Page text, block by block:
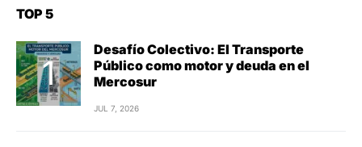
TOP 5
Desafío Colectivo: El Transporte
Público como motor y deuda en el
Mercosur
JUL 7, 2026